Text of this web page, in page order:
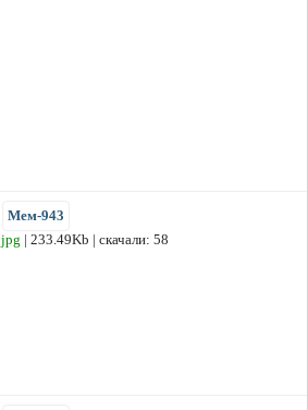
Мем-943
jpg | 233.49Kb | скачали: 58